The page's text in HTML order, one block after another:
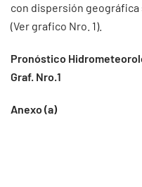
con dispersión geográfica
(Ver grafico Nro. 1).
Pronóstico
Graf. Nro.1
Anexo (a)